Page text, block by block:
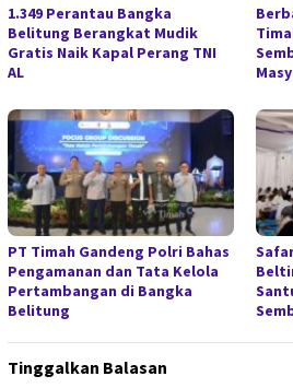
1.349 Perantau Bangka
Belitung Berangkat Mudik
Gratis Naik Kapal Perang TNI
AL
PT Timah Gandeng Polri Bahas
Pengamanan dan Tata Kelola
Pertambangan di Bangka
Belitung
Tinggalkan Balasan